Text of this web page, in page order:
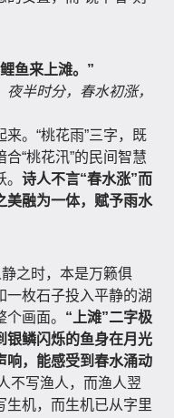
鱼来上滩。”
半时分，春水初涨，
。“桃花雨”三字，既
“桃花汛”的民间智慧
诗人不言“春水涨”而
美融为一体，赋予雨水
之时，本是万籁俱
一枚石子投入平静的湖
画面。 “上滩”二字极
银鳞闪烁的鱼身在月光
响，能感受到春水涌动
不写渔人，而渔人翌
生机，而生机已从字里